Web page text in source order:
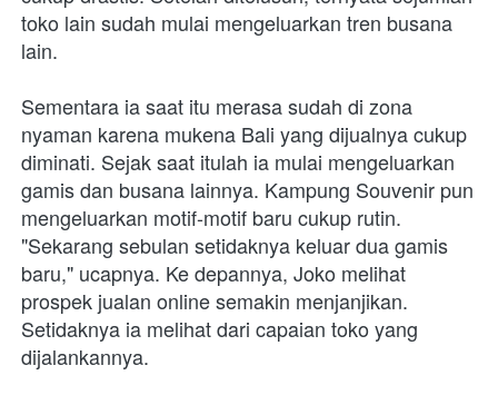
toko lain sudah mulai mengeluarkan tren busana
lain.
Sementara ia saat itu merasa sudah di zona
nyaman karena mukena Bali yang dijualnya cukup
diminati. Sejak saat itulah ia mulai mengeluarkan
gamis dan busana lainnya. Kampung Souvenir pun
mengeluarkan motif-motif baru cukup rutin.
"Sekarang sebulan setidaknya keluar dua gamis
baru," ucapnya. Ke depannya, Joko melihat
prospek jualan online semakin menjanjikan.
Setidaknya ia melihat dari capaian toko yang
dijalankannya.